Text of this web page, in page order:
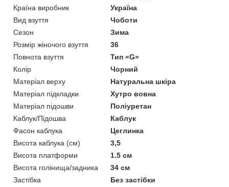
Країна виробник
Україна
Вид взуття
Чоботи
Сезон
Зима
Розмір жіночого взуття
36
Повнота взуття
Тип «G»
Колір
Чорний
Матеріал верху
Натуральна шкіра
Матеріал підкладки
Хутро вовна
Матеріал підошви
Поліуретан
Каблук/Підошва
Каблук
Фасон каблука
Цеглинка
Висота каблука (см)
3,5
Висота платформи
1.5 см
Висота голінища/задника
34 см
Застібка
Без застібки